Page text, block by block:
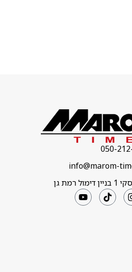
050-
info@marom-
רמת גן